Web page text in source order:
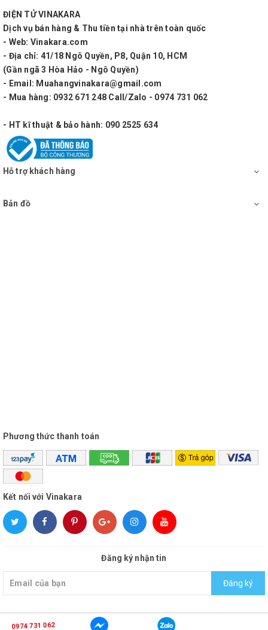
Ampli chuyên dùng cho sân khấu,hội
trường,giảng đường,hát với nhau,đàn ca tài tử...
ĐIỆN TỬ VINAKARA
Dịch vụ bán hàng & Thu tiền tại nhà trên toàn quốc
- Web: Vinakara.com
- Địa chỉ: 41/18 Ngô Quyền, P8, Quận 10, HCM
(Gần ngã 3 Hòa Hảo - Ngô Quyền)
- Email: Muahangvinakara@gmail.com
- Mua hàng: 0932 671 248 Call/Zalo - 0974 731 062
- HT kĩ thuật & bảo hành: 090 2525 634
Hỗ trợ khách hàng
Bản đồ
Phương thức thanh toán
Kết nối với Vinakara
Đăng ký nhận tin
Đăng ký
© Bản quyền thuộc vềvinakara
0974 731 062